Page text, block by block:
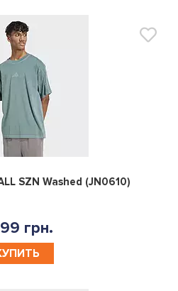
0
SZN Washed (JN0610)
грн.